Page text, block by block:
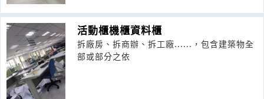
活動櫃機櫃資料櫃
拆廠房、拆商辦、拆工廠......，包含建築物全
部或部分之依